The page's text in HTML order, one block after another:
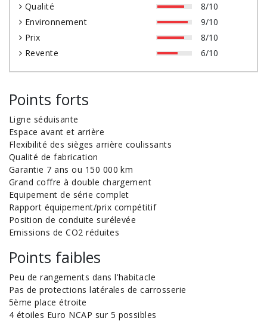
Qualité
8/10
Environnement
9/10
Prix
8/10
Revente
6/10
Points forts
Ligne séduisante
Espace avant et arrière
Flexibilité des sièges arrière coulissants
Qualité de fabrication
Garantie 7 ans ou 150 000 km
Grand coffre à double chargement
Equipement de série complet
Rapport équipement/prix compétitif
Position de conduite surélevée
Emissions de CO2 réduites
Points faibles
Peu de rangements dans l'habitacle
Pas de protections latérales de carrosserie
5ème place étroite
4 étoiles Euro NCAP sur 5 possibles